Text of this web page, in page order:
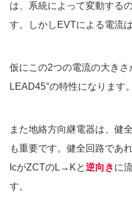
は、系統によって変動する
す。しかしEVTによる電流
仮にこの2つの電流の大き
LEAD45°の特性になります。
また地絡方向継電器は、健
も重要です。健全回路であ
IcがZCTのL→Kと逆向きに
す。